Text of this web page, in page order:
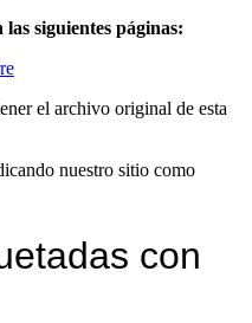
las siguientes páginas:
el archivo original de esta
nuestro sitio como
con